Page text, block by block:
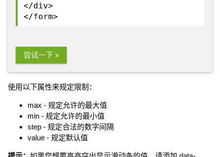
</div>
</form>
尝试一下 »
使用以下属性来规定限制：
max - 规定允许的最大值
min - 规定允许的最小值
step - 规定合法的数字间隔
value - 规定默认值